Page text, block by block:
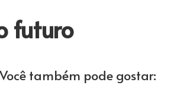
futuro
também pode gostar: